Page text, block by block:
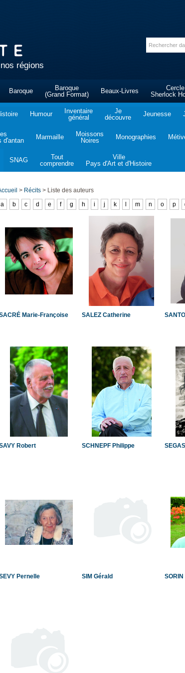
régions
Baroque
Baroque
(Grand Format)
Beaux-Livres
Cercle
Sherlock
Humour
Inventaire
général
Je
découvre
Jeunesse
d'antan
Marmaille
Moissons
Noires
Monographies
SNAG
Tout
comprendre
Ville
Pays d'Art et d'Histoire
> Récits > Liste des auteurs
a
b c d e f g h i j k m n o p
Marie-Françoise SALEZ Catherine
Robert SCHNEPF Philippe
Pernelle SIM Gérald